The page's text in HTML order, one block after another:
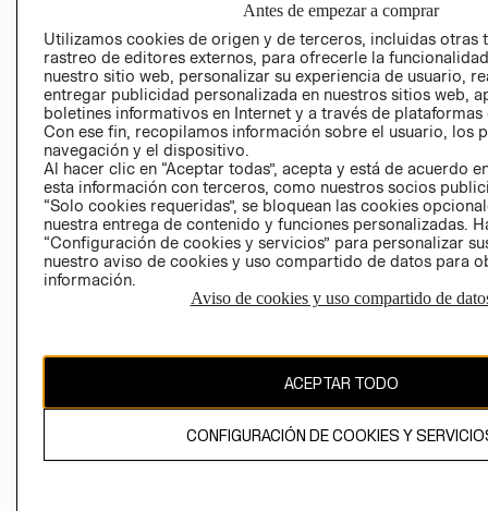
PRIVACIDAD
GIFT CARD
AVISO DE
Perú (S/)
CAMBIAR REGIÓN
Antes de empezar a comprar
Utilizamos cookies de origen y de terceros, incluidas otras
rastreo de editores externos, para ofrecerle la
nuestro sitio web, personalizar su experiencia de usuario,
entregar publicidad personalizada en nuestros sitios web,
boletines informativos en Internet y a través de plataformas
Con ese fin, recopilamos información sobre el usuario, los
navegación y el dispositivo.
Al hacer clic en “Aceptar todas”, acepta y está de acuerdo
esta información con terceros, como nuestros socios
“Solo cookies requeridas”, se bloquean las cookies
nuestra entrega de contenido y funciones personalizadas.
“Configuración de cookies y servicios” para personalizar
nuestro aviso de cookies y uso compartido de datos para
información.
Aviso de cookies y uso compartido de
ACEPTAR TODO
CONFIGURACIÓN DE COOKIES Y